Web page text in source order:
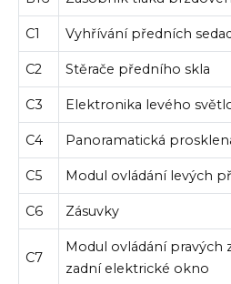
C1 Vyhřívání předních
C2 Stěrače předního skla
C3 Elektronika levého
C4 Panoramatická
C5 Modul ovládání levých
C6 Zásuvky
C7
Modul ovládání pravých
zadní elektrické okno